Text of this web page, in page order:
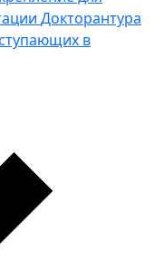
Докторантура
в